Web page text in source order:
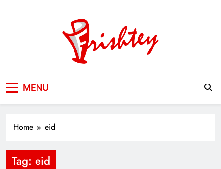
MENU
Home eid
Tag: eid